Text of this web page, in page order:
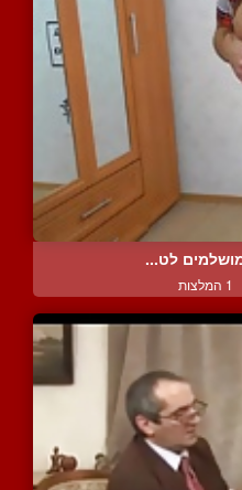
לט...
1 המלצות